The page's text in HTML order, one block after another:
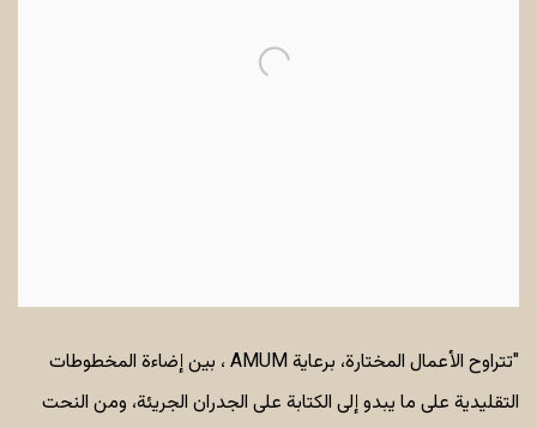
"تتراوح الأعمال المختارة، برعاية AMUM ، بين إضاءة المخطوطات
التقليدية على ما يبدو إلى الكتابة على الجدران الجريئة، ومن النحت